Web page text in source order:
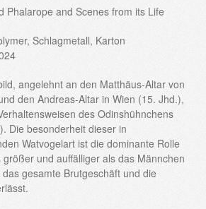
Phalarope and Scenes from its Life
Schlagmetall, Karton
angelehnt an den Matthäus-Altar von
den Andreas-Altar in Wien (15. Jhd.),
des Odinshühnchens
Die besonderheit dieser in
Watvogelart ist die dominante Rolle
und auffälliger als das Männchen
gesamte Brutgeschäft und die